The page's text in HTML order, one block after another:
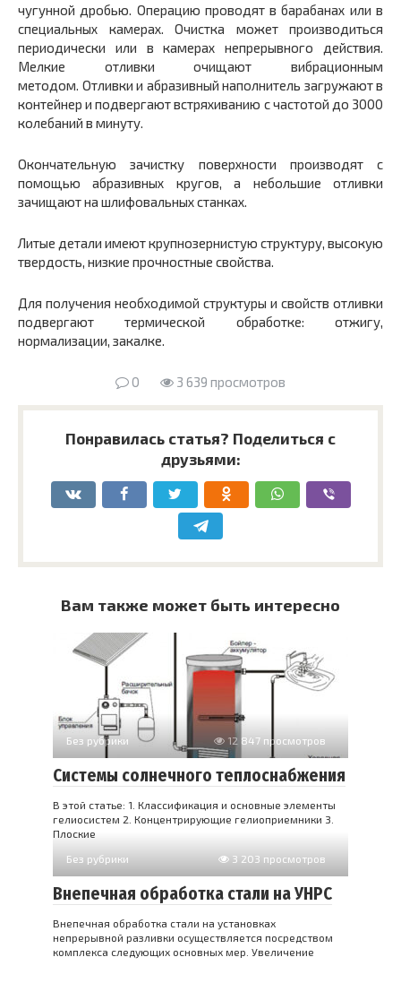
чугунной дробью. Операцию проводят в барабанах или в
специальных камерах. Очистка может производиться
периодически или в камерах непрерывного действия.
Мелкие отливки очищают вибрационным
методом. Отливки и абразивный наполнитель загружают в
контейнер и подвергают встряхиванию с частотой до 3000
колебаний в минуту.
Окончательную зачистку поверхности производят с
помощью абразивных кругов, а небольшие отливки
зачищают на шлифовальных станках.
Литые детали имеют крупнозернистую структуру, высокую
твердость, низкие прочностные свойства.
Для получения необходимой структуры и свойств отливки
подвергают термической обработке: отжигу,
нормализации, закалке.
0 3 639 просмотров
Понравилась статья? Поделиться с
друзьями:
Вам также может быть интересно
Без рубрики 12 847 просмотров
Системы солнечного теплоснабжения
В этой статье: 1. Классификация и основные элементы
гелиосистем 2. Концентрирующие гелиоприемники 3.
Плоские
Без рубрики
3 203 просмотров
Внепечная обработка стали на УНРС
Внепечная обработка стали на установках
непрерывной разливки осуществляется посредством
комплекса следующих основных мер. Увеличение